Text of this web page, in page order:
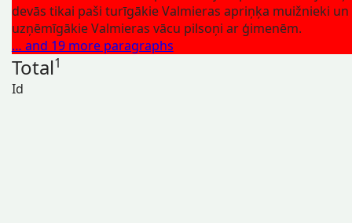
devās tikai paši turīgākie Valmieras apriņķa muižnieki un
uzņēmīgākie Valmieras vācu pilsoņi ar ģimenēm.
… and 19 more paragraphs
Total1
Id